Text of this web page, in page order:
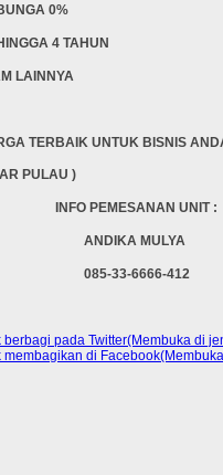
0%
4 TAHUN
LAINNYA
TERBAIK UNTUK BISNIS
PULAU )
INFO PEMESANAN UNIT :
ANDIKA MULYA
085-33-6666-412
berbagi pada Twitter(Membuka di
membagikan di